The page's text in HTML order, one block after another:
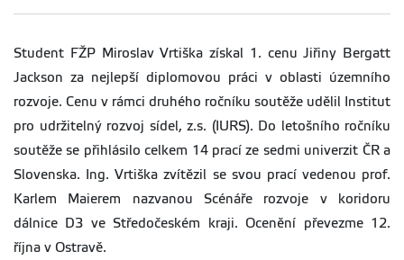
Student FŽP Miroslav Vrtiška získal 1. cenu Jiřiny Bergatt
Jackson za nejlepší diplomovou práci v oblasti územního
rozvoje. Cenu v rámci druhého ročníku soutěže udělil Institut
pro udržitelný rozvoj sídel, z.s. (IURS). Do letošního ročníku
soutěže se přihlásilo celkem 14 prací ze sedmi univerzit ČR a
Slovenska. Ing. Vrtiška zvítězil se svou prací vedenou prof.
Karlem Maierem nazvanou Scénáře rozvoje v koridoru
dálnice D3 ve Středočeském kraji. Ocenění převezme 12.
října v Ostravě.